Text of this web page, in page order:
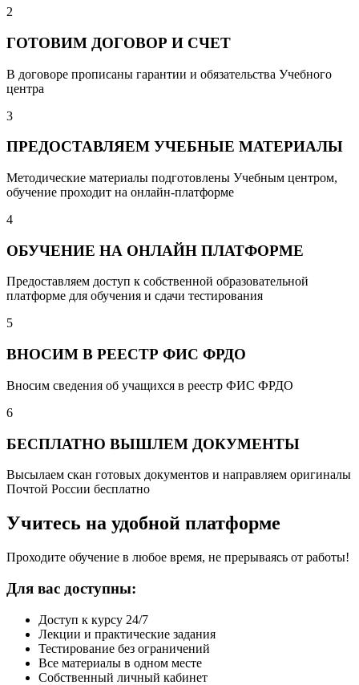
2
ГОТОВИМ ДОГОВОР И СЧЕТ
В договоре прописаны гарантии и обязательства Учебного
центра
3
ПРЕДОСТАВЛЯЕМ УЧЕБНЫЕ МАТЕРИАЛЫ
Методические материалы подготовлены Учебным центром,
обучение проходит на онлайн-платформе
4
ОБУЧЕНИЕ НА ОНЛАЙН ПЛАТФОРМЕ
Предоставляем доступ к собственной образовательной
платформе для обучения и сдачи тестирования
5
ВНОСИМ В РЕЕСТР ФИС ФРДО
Вносим сведения об учащихся в реестр ФИС ФРДО
6
БЕСПЛАТНО ВЫШЛЕМ ДОКУМЕНТЫ
Высылаем скан готовых документов и направляем оригиналы
Почтой России бесплатно
Учитесь на удобной платформе
Проходите обучение в любое время, не прерываясь от работы!
Для вас доступны:
Доступ к курсу 24/7
Лекции и практические задания
Тестирование без ограничений
Все материалы в одном месте
Собственный личный кабинет